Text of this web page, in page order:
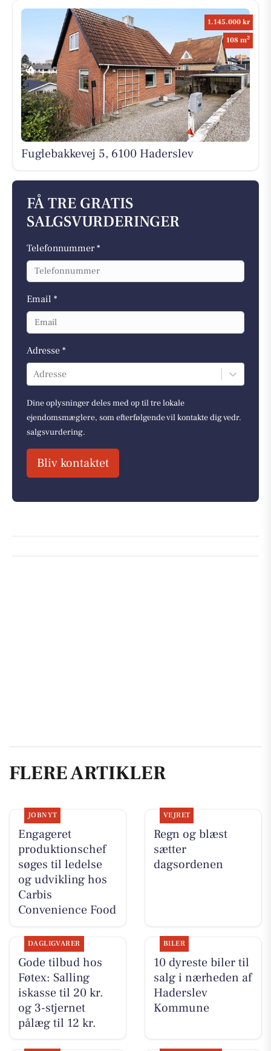
1.145.000 kr
108 m2
Fuglebakkevej 5, 6100 Haderslev
FÅ TRE GRATIS
SALGSVURDERINGER
Telefonnummer *
Email *
Adresse *
Adresse
Dine oplysninger deles med op til tre lokale
ejendomsmæglere, som efterfølgende vil kontakte dig vedr.
salgsvurdering.
Bliv kontaktet
FLERE ARTIKLER
JOBNYT
Engageret
produktionschef
søges til ledelse
og udvikling hos
Carbis
Convenience Food
VEJRET
Regn og blæst
sætter
dagsordenen
DAGLIGVARER
Gode tilbud hos
Føtex: Salling
iskasse til 20 kr.
og 3-stjernet
pålæg til 12 kr.
BILER
10 dyreste biler til
salg i nærheden af
Haderslev
Kommune